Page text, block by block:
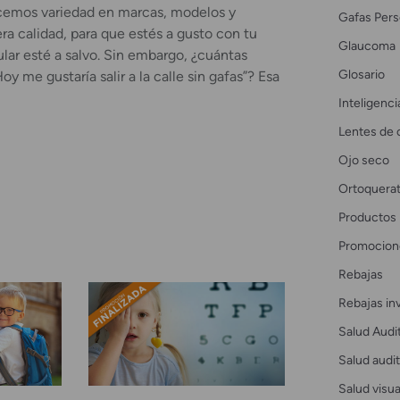
variedad en marcas, modelos y
calidad, para que estés a gusto con tu
esté a salvo. Sin embargo, ¿cuántas
me gustaría salir a la calle sin gafas”? Esa
Gafas
Glaucoma
Glosario
Lentes de
Ojo seco
Productos
Rebajas
Rebajas
Salud
Salud
Salud